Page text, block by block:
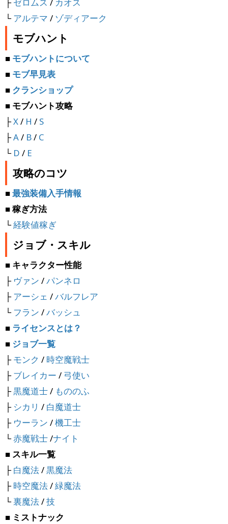
├ゼロムス / カオス
└アルテマ / ゾディアーク
モブハント
■ モブハントについて
■ モブ早見表
■ クランショップ
■ モブハント攻略
├X/ H / S
├A/ B/ C
└ D / E
攻略のコツ
■最強装備入手情報
■ 稼ぎ方法
└経験値稼ぎ
ジョブ・スキル
■ キャラクター性能
├ ヴァン /パンネロ
├アーシェ /バルフレア
└フラン /バッシュ
■ ライセンスとは？
■ ジョブ一覧
├モンク / 時空魔戦士
├ブレイカー / 弓使い
├黒魔道士/ もののふ
├ シカリ / 白魔道士
├ ウーラン /機工士
└赤魔戦士/ナイト
■ スキル一覧
├白魔法/黒魔法
├時空魔法/緑魔法
└裏魔法/技
■ ミストナック